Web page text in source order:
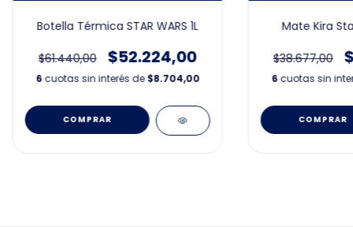
Botella Térmica STAR WARS 1L
$61.440,00 $52.224,00
6 cuotas sin interés de$8.704,00
Mate Kira
$38.677,00
6 cuotas sin